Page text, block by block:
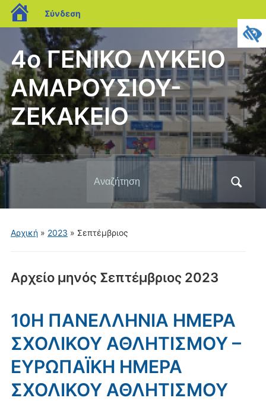
blogs.sch.gr
Σύνδεση
4ο ΓΕΝΙΚΟ ΛΥΚΕΙΟ
ΑΜΑΡΟΥΣΙΟΥ-
ΖΕΚΑΚΕΙΟ
για:
Αρχική» 2023 » Σεπτέμβριος
Αρχείο μηνός Σεπτέμβριος 2023
10Η ΠΑΝΕΛΛΗΝΙΑ ΗΜΕΡΑ
ΣΧΟΛΙΚΟΥ ΑΘΛΗΤΙΣΜΟΥ –
ΕΥΡΩΠΑΪΚΗ ΗΜΕΡΑ
ΣΧΟΛΙΚΟΥ ΑΘΛΗΤΙΣΜΟΥ